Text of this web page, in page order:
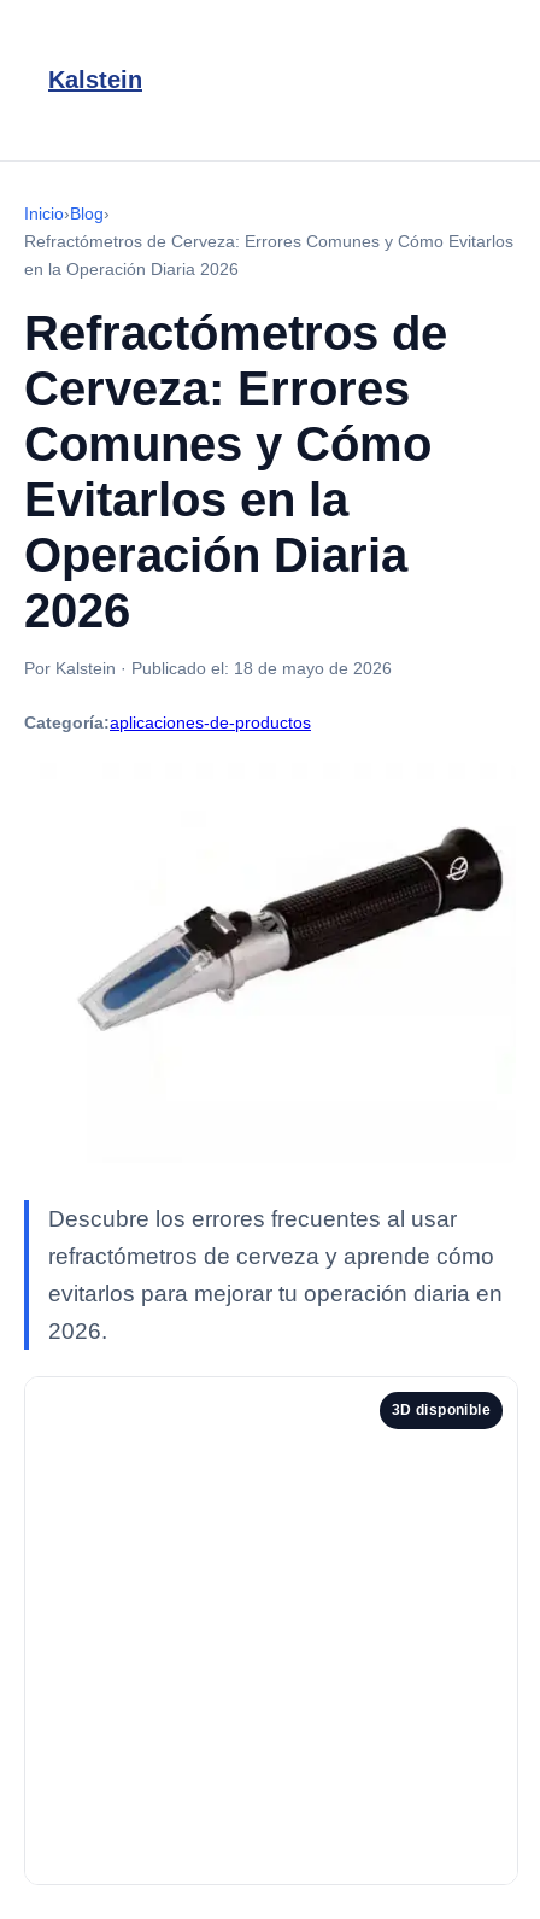
Kalstein
Inicio›Blog›
Refractómetros de Cerveza: Errores Comunes y Cómo Evitarlos
en la Operación Diaria 2026
Refractómetros de
Cerveza: Errores
Comunes y Cómo
Evitarlos en la
Operación Diaria
2026
Por Kalstein · Publicado el: 18 de mayo de 2026
Categoría:aplicaciones-de-productos
Descubre los errores frecuentes al usar
refractómetros de cerveza y aprende cómo
evitarlos para mejorar tu operación diaria en
2026.
3D disponible